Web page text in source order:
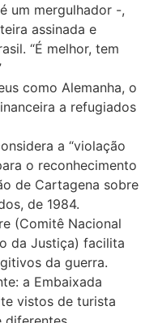
um mergulhador -,
assinada e
“É melhor, tem
como Alemanha, o
a refugiados
a “violação
o reconhecimento
de Cartagena sobre
de 1984.
(Comitê Nacional
da Justiça) facilita
da guerra.
a Embaixada
vistos de turista